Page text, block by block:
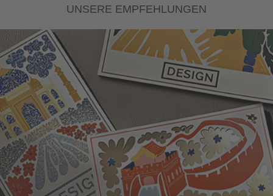
UNSERE EMPFEHLUNGEN